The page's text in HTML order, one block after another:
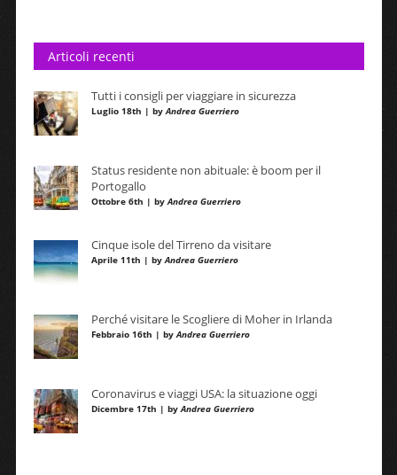
Articoli recenti
Tutti i consigli per viaggiare in sicurezza
Luglio 18th | byAndrea Guerriero
Status residente non abituale: è boom per il
Portogallo
Ottobre 6th | byAndrea Guerriero
Cinque isole del Tirreno da visitare
Aprile 11th | byAndrea Guerriero
Perché visitare le Scogliere di Moher in Irlanda
Febbraio 16th | byAndrea Guerriero
Coronavirus e viaggi USA: la situazione oggi
Dicembre 17th | byAndrea Guerriero